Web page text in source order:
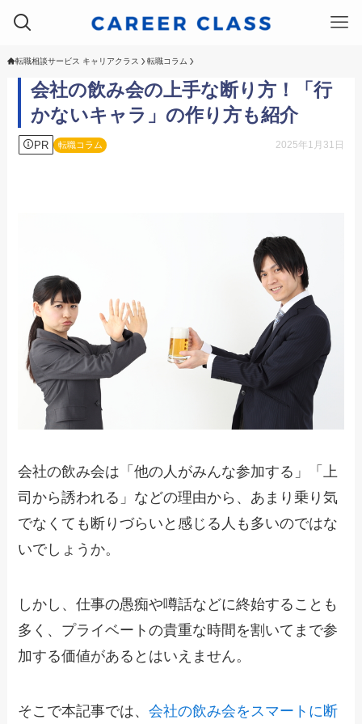
転職相談サービス キャリアクラス 転職コラム
会社の飲み会の上手な断り方！「行
かないキャラ」の作り方も紹介
PR 転職コラム 2025年1月31日
会社の飲み会は「他の人がみんな参加する」「上
司から誘われる」などの理由から、 あまり乗り気
でなくても断りづらい と感じる人も多いのではな
いでしょうか。
しかし、仕事の愚痴や噂話などに終始することも
多く、プライベートの貴重な時間を割いてまで参
加する価値があるとはいえません。
そこで本記事では、会社の飲み会をスマートに断